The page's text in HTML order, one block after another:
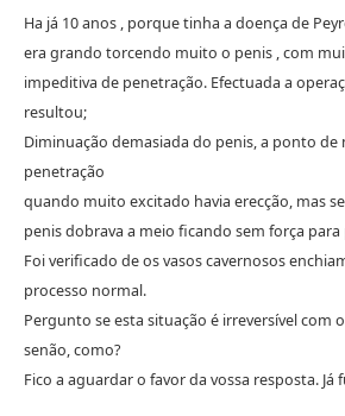
Ha já 10 anos , porque tinha a doença de
era grando torcendo muito o penis , com
impeditiva de penetração. Efectuada a
resultou;
Diminuação demasiada do penis, a ponto de
penetração
quando muito excitado havia erecção, mas
penis dobrava a meio ficando sem força para
Foi verificado de os vasos cavernosos
processo normal.
Pergunto se esta situação é irreversível com
senão, como?
Fico a aguardar o favor da vossa resposta.